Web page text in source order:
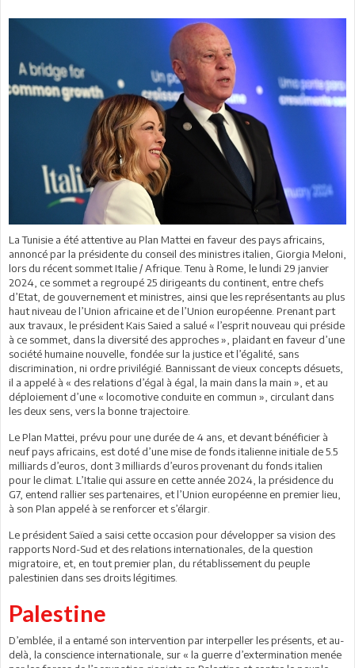
La Tunisie a été attentive au Plan Mattei en faveur des pays africains,
annoncé par la présidente du conseil des ministres italien, Giorgia Meloni,
lors du récent sommet Italie / Afrique. Tenu à Rome, le lundi 29 janvier
2024, ce sommet a regroupé 25 dirigeants du continent, entre chefs
d’Etat, de gouvernement et ministres, ainsi que les représentants au plus
haut niveau de l’Union africaine et de l’Union européenne. Prenant part
aux travaux, le président Kais Saied a salué « l’esprit nouveau qui préside
à ce sommet, dans la diversité des approches », plaidant en faveur d’une
société humaine nouvelle, fondée sur la justice et l’égalité, sans
discrimination, ni ordre privilégié. Bannissant de vieux concepts désuets,
il a appelé à « des relations d’égal à égal, la main dans la main », et au
déploiement d’une « locomotive conduite en commun », circulant dans
les deux sens, vers la bonne trajectoire.
Le Plan Mattei, prévu pour une durée de 4 ans, et devant bénéficier à
neuf pays africains, est doté d’une mise de fonds italienne initiale de 5.5
milliards d’euros, dont 3 milliards d’euros provenant du fonds italien
pour le climat. L’Italie qui assure en cette année 2024, la présidence du
G7, entend rallier ses partenaires, et l’Union européenne en premier lieu,
à son Plan appelé à se renforcer et s’élargir.
Le président Saïed a saisi cette occasion pour développer sa vision des
rapports Nord-Sud et des relations internationales, de la question
migratoire, et, en tout premier plan, du rétablissement du peuple
palestinien dans ses droits légitimes.
Palestine
D’emblée, il a entamé son intervention par interpeller les présents, et au-
delà, la conscience internationale, sur « la guerre d’extermination menée